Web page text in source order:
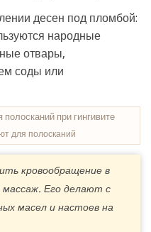
десен под пломбой:
народные
отвары,
соды или
для полосканий
кровообращение в
Его делают с
масел и настоев на